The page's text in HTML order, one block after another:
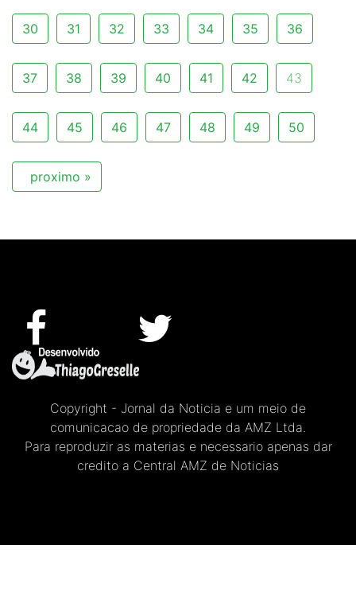
30 31 32 33 34 35 36
37 38 39 40 41 42 43
44 45 46 47 48 49 50
proximo »
Copyright - Jornal da Noticia e um meio de
comunicacao de propriedade da AMZ Ltda.
Para reproduzir as materias e necessario apenas dar
credito a Central AMZ de Noticias